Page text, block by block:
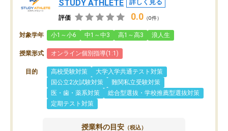
STUDY ATHLETE
詳しく見る
評価 0.0 （0件）
対象学年 小1～小6 中1～中3 高1～高3 浪人生
授業形式 オンライン個別指導(1:1)
目的 高校受験対策
大学入学共通テスト対策
国公立2次試験対策
難関私立受験対策
医・歯・薬系対策
総合型選抜・学校推薦型選抜対策
定期テスト対策
授業料の目安 （税込）